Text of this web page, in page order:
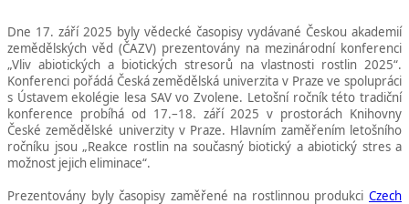
Dne 17. září 2025 byly vědecké časopisy vydávané Českou akademií
zemědělských věd (ČAZV) prezentovány na mezinárodní konferenci
„Vliv abiotických a biotických stresorů na vlastnosti rostlin 2025“.
Konferenci pořádá Česká zemědělská univerzita v Praze ve spolupráci
s Ústavem ekolégie lesa SAV vo Zvolene. Letošní ročník této tradiční
konference probíhá od 17.–18. září 2025 v prostorách Knihovny
České zemědělské univerzity v Praze. Hlavním zaměřením letošního
ročníku jsou „Reakce rostlin na současný biotický a abiotický stres a
možnost jejich eliminace“.
Prezentovány byly časopisy zaměřené na rostlinnou produkci Czech